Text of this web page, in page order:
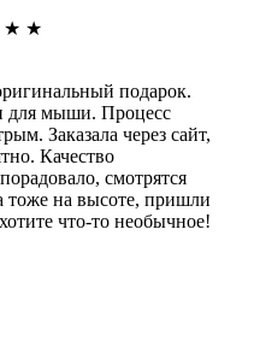
★ ★
подарок.
для мыши. Процесс
Заказала через сайт,
Качество
смотрятся
тоже на высоте, пришли
что-то необычное!